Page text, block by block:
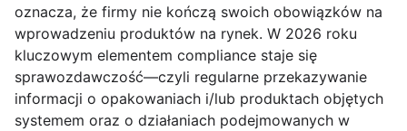
oznacza, że firmy nie kończą swoich obowiązków na
wprowadzeniu produktów na rynek. W 2026 roku
kluczowym elementem compliance staje się
sprawozdawczość—czyli regularne przekazywanie
informacji o opakowaniach i/lub produktach objętych
systemem oraz o działaniach podejmowanych w